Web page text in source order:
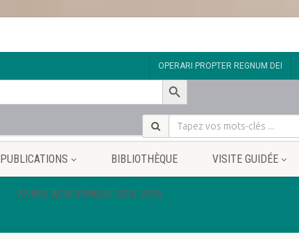
OPERARI PROPTER REGNUM DEI
Search Button
PUBLICATIONS BIBLIOTHÈQUE VISITE GUIDÉE
ANNÉE ACADÉMIQUE 2025-2026